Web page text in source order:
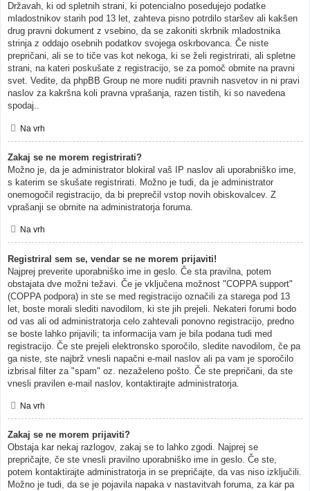
Državah, ki od spletnih strani, ki potencialno posedujejo podatke
mladostnikov starih pod 13 let, zahteva pisno potrdilo staršev ali kakšen
drug pravni dokument z vsebino, da se zakoniti skrbnik mladostnika
strinja z oddajo osebnih podatkov svojega oskrbovanca. Če niste
prepričani, ali se to tiče vas kot nekoga, ki se želi registrirati, ali spletne
strani, na kateri poskušate z registracijo, se za pomoč obrnite na pravni
svet. Vedite, da phpBB Group ne more nuditi pravnih nasvetov in ni pravi
naslov za kakršna koli pravna vprašanja, razen tistih, ki so navedena
spodaj..
Na vrh
Zakaj se ne morem registrirati?
Možno je, da je administrator blokiral vaš IP naslov ali uporabniško ime,
s katerim se skušate registrirati. Možno je tudi, da je administrator
onemogočil registracijo, da bi preprečil vstop novih obiskovalcev. Z
vprašanji se obrnite na administratorja foruma.
Na vrh
Registriral sem se, vendar se ne morem prijaviti!
Najprej preverite uporabniško ime in geslo. Če sta pravilna, potem
obstajata dve možni težavi. Če je vključena možnost "COPPA support"
(COPPA podpora) in ste se med registracijo označili za starega pod 13
let, boste morali slediti navodilom, ki ste jih prejeli. Nekateri forumi bodo
od vas ali od administratorja celo zahtevali ponovno registracijo, predno
se boste lahko prijavili; ta informacija vam je bila podana tudi med
registracijo. Če ste prejeli elektronsko sporočilo, sledite navodilom, če pa
ga niste, ste najbrž vnesli napačni e-mail naslov ali pa vam je sporočilo
izbrisal filter za "spam" oz. nezaželeno pošto. Če ste prepričani, da ste
vnesli pravilen e-mail naslov, kontaktirajte administratorja.
Na vrh
Zakaj se ne morem prijaviti?
Obstaja kar nekaj razlogov, zakaj se to lahko zgodi. Najprej se
prepričajte, če ste vnesli pravilno uporabniško ime in geslo. Če ste,
potem kontaktirajte administratorja in se prepričajte, da vas niso izključili.
Možno je tudi, da se je pojavila napaka v nastavitvah foruma, za kar pa